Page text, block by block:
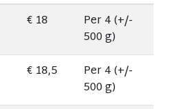
€ 18
Per 4 (+/-
500 g)
€ 18,5
Per 4 (+/-
500 g)